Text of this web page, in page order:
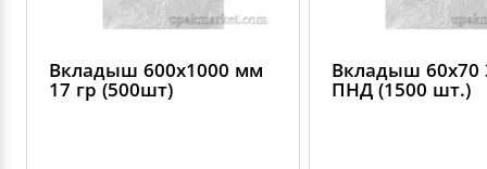
Вкладыш 600х1000 мм
17 гр (500шт)
Вкладыш 60х70
ПНД (1500 шт.)